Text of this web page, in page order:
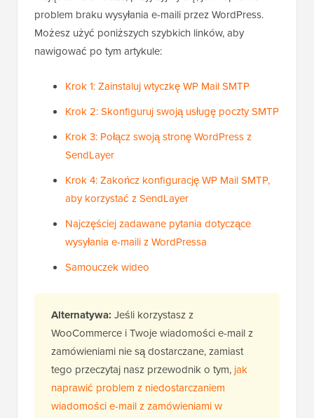
problem braku wysyłania e-maili przez WordPress.
Możesz użyć poniższych szybkich linków, aby
nawigować po tym artykule:
Krok 1: Zainstaluj wtyczkę WP Mail SMTP
Krok 2: Skonfiguruj swoją usługę poczty SMTP
Krok 3: Połącz swoją stronę WordPress z
SendLayer
Krok 4: Zakończ konfigurację WP Mail SMTP,
aby korzystać z SendLayer
Najczęściej zadawane pytania dotyczące
wysyłania e-maili z WordPressa
Samouczek wideo
Alternatywa: Jeśli korzystasz z
WooCommerce i Twoje wiadomości e-mail z
zamówieniami nie są dostarczane, zamiast
tego przeczytaj nasz przewodnik o tym, jak
naprawić problem z niedostarczaniem
wiadomości e-mail z zamówieniami w